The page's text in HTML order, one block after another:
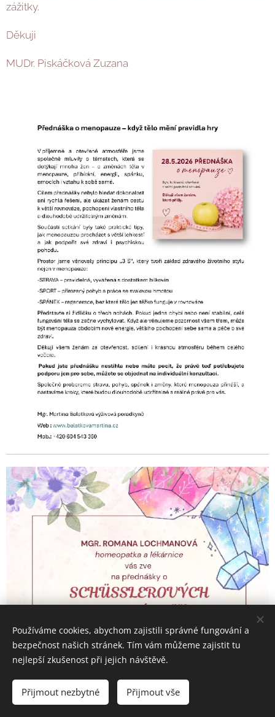
zážitky.
Děkuji
MUDr. Piskáčková Zuzana
Používáme cookies, abychom zajistili správné fungování a
bezpečnost našich stránek. Tím vám můžeme zajistit tu
nejlepší zkušenost při jejich návštěvě.
Přijmout nezbytné Přijmout vše